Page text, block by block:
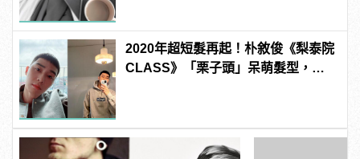
2020年超短髮再起！朴敘俊《梨泰院
CLASS》「栗子頭」呆萌髮型，你